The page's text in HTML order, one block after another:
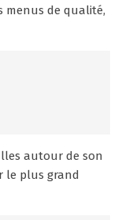
menus de qualité,
autour de son
le plus grand